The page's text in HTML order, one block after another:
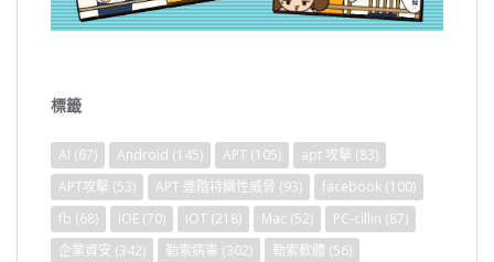
標籤
AI (67) Android (145) APT (105) apt 攻擊 (83)
APT攻擊 (53) APT 進階持續性威脅 (93) facebook (100)
fb (68) IOE (70) IOT (218) Mac (52) PC-cillin (87)
企業資安 (342) 勒索病毒 (302) 勒索軟體 (56)